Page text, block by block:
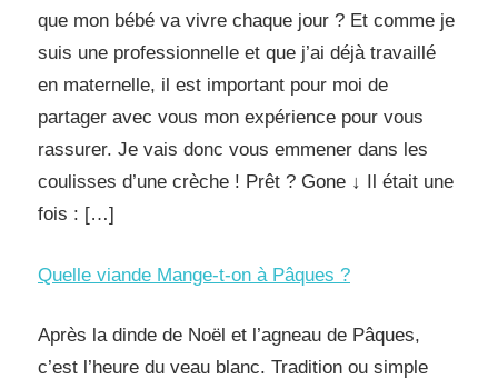
que mon bébé va vivre chaque jour ? Et comme je
suis une professionnelle et que j’ai déjà travaillé
en maternelle, il est important pour moi de
partager avec vous mon expérience pour vous
rassurer. Je vais donc vous emmener dans les
coulisses d’une crèche ! Prêt ? Gone ↓ Il était une
fois : […]
Quelle viande Mange-t-on à Pâques ?
Après la dinde de Noël et l’agneau de Pâques,
c’est l’heure du veau blanc. Tradition ou simple